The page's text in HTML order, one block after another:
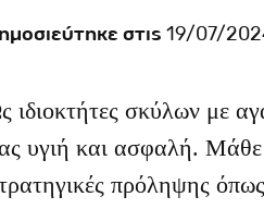
στις 19/07/
ιδιοκτήτες σκύλων με
υγιή και ασφαλή. Μάθε
πρόληψης